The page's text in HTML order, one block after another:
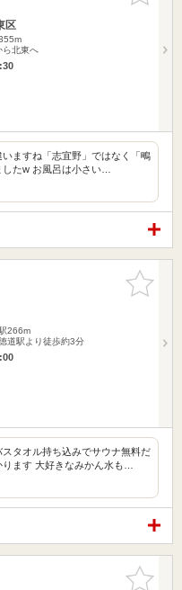
区
ら北東へ
ますね「志宜野」ではなく「鴫
たw お風呂は小さい…
お気に入
りに追加
266m
道駅より徒歩約3分
タオル持ち込みでサウナ無料だ
ます 大好きなみかん水も…
お気に入
りに追加